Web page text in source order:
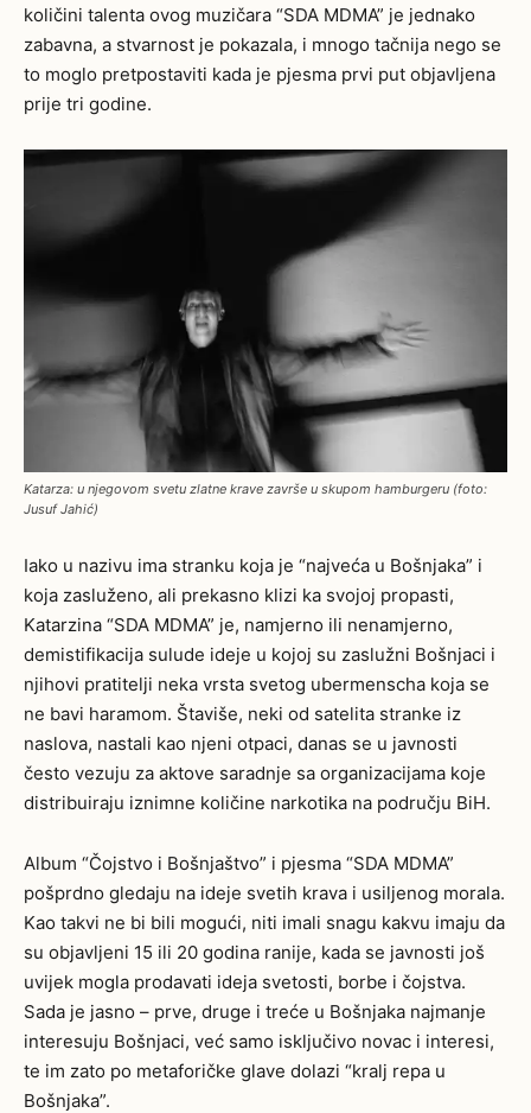
količini talenta ovog muzičara “SDA MDMA” je jednako
zabavna, a stvarnost je pokazala, i mnogo tačnija nego se
to moglo pretpostaviti kada je pjesma prvi put objavljena
prije tri godine.
Katarza: u njegovom svetu zlatne krave završe u skupom hamburgeru (foto:
Jusuf Jahić)
Iako u nazivu ima stranku koja je “najveća u Bošnjaka” i
koja zasluženo, ali prekasno klizi ka svojoj propasti,
Katarzina “SDA MDMA” je, namjerno ili nenamjerno,
demistifikacija sulude ideje u kojoj su zaslužni Bošnjaci i
njihovi pratitelji neka vrsta svetog ubermenscha koja se
ne bavi haramom. Štaviše, neki od satelita stranke iz
naslova, nastali kao njeni otpaci, danas se u javnosti
često vezuju za aktove saradnje sa organizacijama koje
distribuiraju iznimne količine narkotika na području BiH.
Album “Čojstvo i Bošnjaštvo” i pjesma “SDA MDMA”
pošprdno gledaju na ideje svetih krava i usiljenog morala.
Kao takvi ne bi bili mogući, niti imali snagu kakvu imaju da
su objavljeni 15 ili 20 godina ranije, kada se javnosti još
uvijek mogla prodavati ideja svetosti, borbe i čojstva.
Sada je jasno – prve, druge i treće u Bošnjaka najmanje
interesuju Bošnjaci, već samo isključivo novac i interesi,
te im zato po metaforičke glave dolazi “kralj repa u
Bošnjaka”.